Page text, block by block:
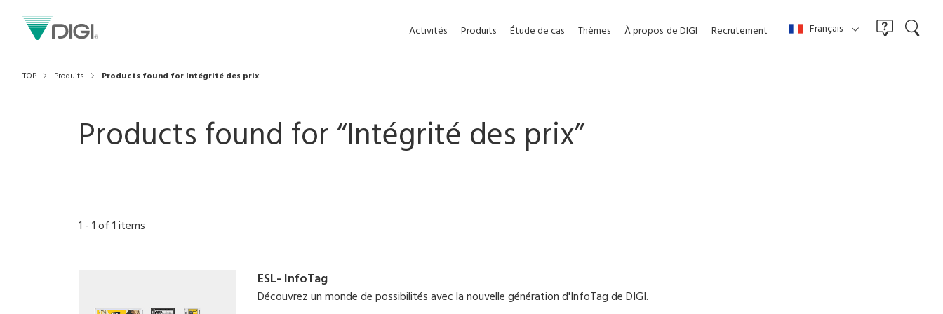
Activités Produits Étude de cas Thèmes À propos de DIGI Recrutement Français
TOP Produits Products found for Intégrité des prix
Products found for “Intégrité des prix”
1 -1of1items
ESL- InfoTag
Découvrez un monde de possibilités avec la nouvelle génération d'InfoTag de DIGI.